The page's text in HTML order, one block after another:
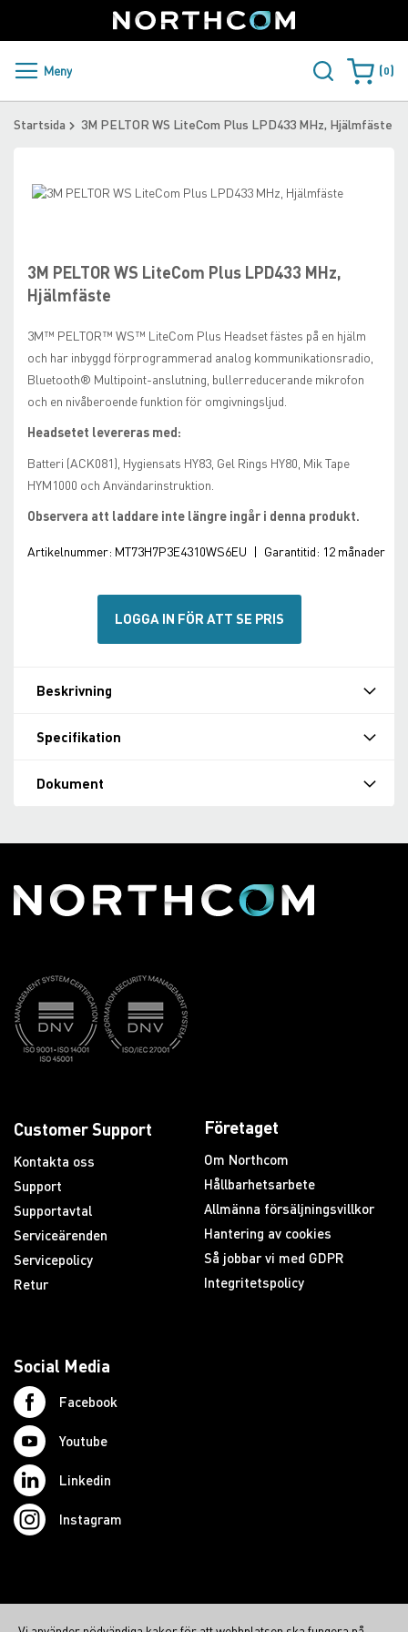
to
Content
Sweden
PRODUKTER OCH LÖSNINGAR
ÅTERFÖRSÄLJARE
LADDA NER
Meny Varukorgen
0
Startsida 3M PELTOR WS LiteCom Plus LPD433 MHz, Hjälmfäste
3M PELTOR WS LiteCom Plus LPD433 MHz,
Hjälmfäste
3M™ PELTOR™ WS™ LiteCom Plus Headset fästes på en hjälm
och har inbyggd förprogrammerad analog kommunikationsradio,
Bluetooth® Multipoint-anslutning, bullerreducerande mikrofon
och en nivåberoende funktion för omgivningsljud.
Headsetet levereras med:
Batteri (ACK081), Hygiensats HY83, Gel Rings HY80, Mik Tape
HYM1000 och Användarinstruktion.
Observera att laddare inte längre ingår i denna produkt.
Artikelnummer: MT73H7P3E4310WS6EU | Garantitid: 12 månader
LOGGA IN FÖR ATT SE PRIS
Skip
of
the
images
beginning
of
the
gallery
Beskrivning
Specifikation
Dokument
Customer Support
Kontakta oss
Support
Supportavtal
Serviceärenden
Servicepolicy
Retur
Företaget
Om Northcom
Hållbarhetsarbete
Allmänna försäljningsvillkor
Hantering av cookies
Så jobbar vi med GDPR
Integritetspolicy
Social Media
Facebook
Youtube
Linkedin
Instagram